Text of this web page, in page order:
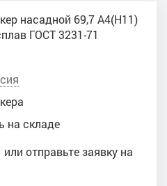
насадной 69,7 А4(Н11)
ГОСТ 3231-71
на складе
отправьте заявку на